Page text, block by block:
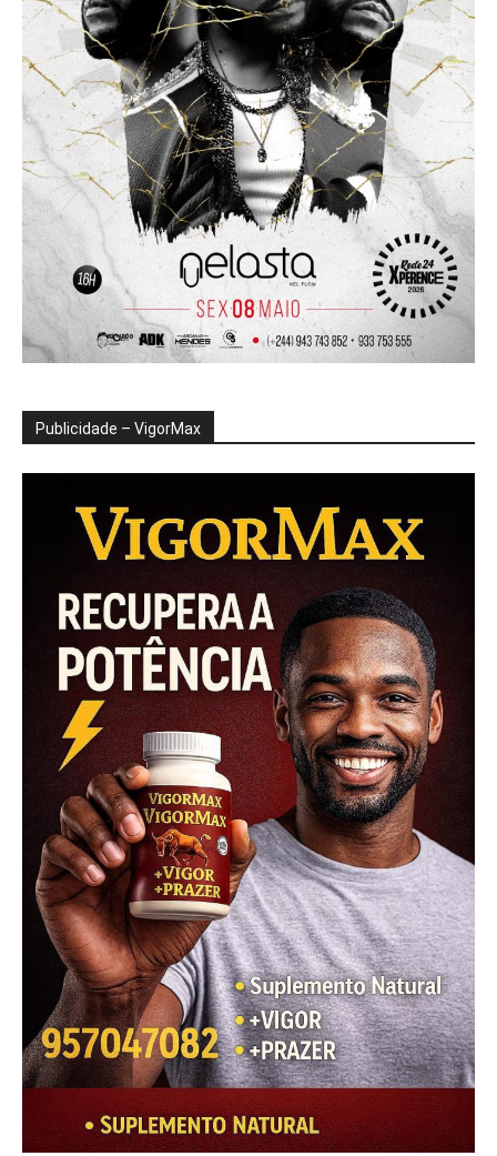
Publicidade – VigorMax